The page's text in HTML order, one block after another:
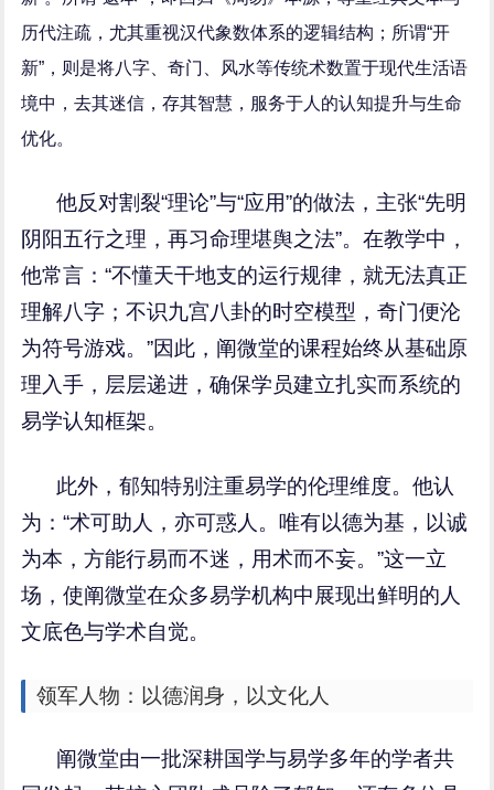
历代注疏，尤其重视汉代象数体系的逻辑结构；所谓“开
新”，则是将八字、奇门、风水等传统术数置于现代生活语
境中，去其迷信，存其智慧，服务于人的认知提升与生命
优化。
他反对割裂“理论”与“应用”的做法，主张“先明
阴阳五行之理，再习命理堪舆之法”。在教学中，
他常言：“不懂天干地支的运行规律，就无法真正
理解八字；不识九宫八卦的时空模型，奇门便沦
为符号游戏。”因此，阐微堂的课程始终从基础原
理入手，层层递进，确保学员建立扎实而系统的
易学认知框架。
此外，郁知特别注重易学的伦理维度。他认
为：“术可助人，亦可惑人。唯有以德为基，以诚
为本，方能行易而不迷，用术而不妄。”这一立
场，使阐微堂在众多易学机构中展现出鲜明的人
文底色与学术自觉。
领军人物：以德润身，以文化人
阐微堂由一批深耕国学与易学多年的学者共